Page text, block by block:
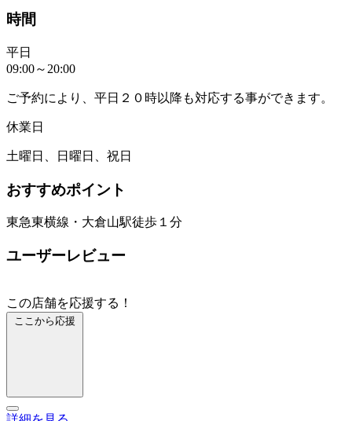
時間
平日
09:00～20:00
ご予約により、平日２０時以降も対応する事ができます。
休業日
土曜日、日曜日、祝日
おすすめポイント
東急東横線・大倉山駅徒歩１分
ユーザーレビュー
この店舗を応援する！
ここから応援